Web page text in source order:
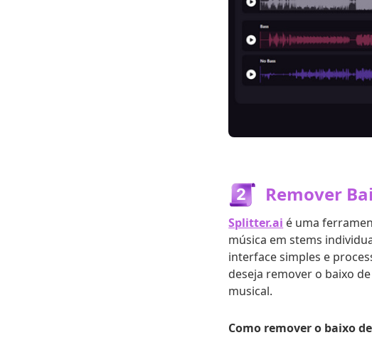
Remover
Splitter.ai é uma
música em stems
interface simples e
deseja remover o baixo
musical.
Como remover o baixo